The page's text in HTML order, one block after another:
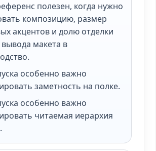
полезен, когда нужно
композицию, размер
акцентов и долю отделки
макета в
особенно важно
заметность на полке.
особенно важно
читаемая иерархия